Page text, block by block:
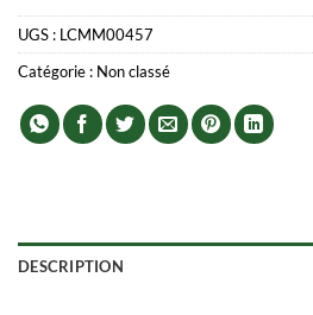
UGS : LCMM00457
Catégorie : Non classé
DESCRIPTION